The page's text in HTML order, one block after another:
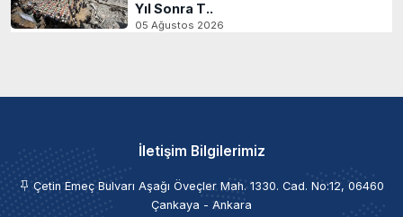
Yıl Sonra T..
05 Ağustos 2026
İletişim Bilgilerimiz
Çetin Emeç Bulvarı Aşağı Öveçler Mah. 1330. Cad. No:12, 06460
Çankaya - Ankara